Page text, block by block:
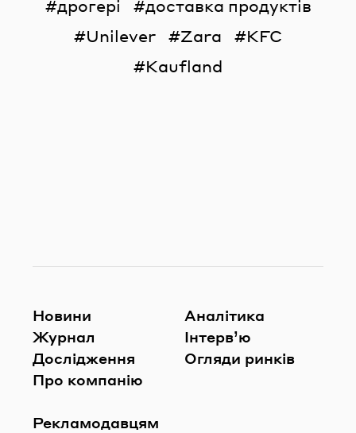
дрогері
доставка продуктів
Unilever
Zara
KFC
Kaufland
Новини
Журнал
Дослідження
Про компанію
Рекламодавцям
Аналітика
Інтерв’ю
Огляди ринків